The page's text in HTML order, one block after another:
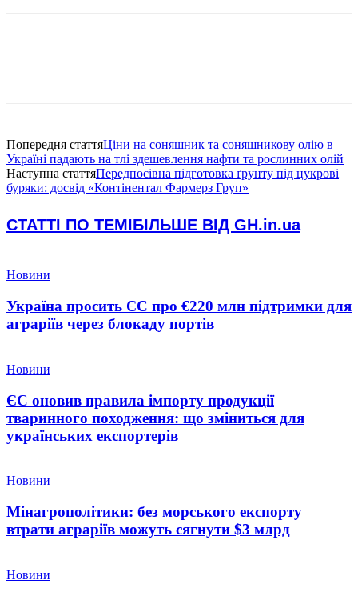
Попередня статтяЦіни на соняшник та соняшникову олію в
Україні падають на тлі здешевлення нафти та рослинних олій
Наступна статтяПередпосівна підготовка ґрунту під цукрові
буряки: досвід «Контінентал Фармерз Груп»
СТАТТІ ПО ТЕМІБІЛЬШЕ ВІД GH.in.ua
Новини
Україна просить ЄС про €220 млн підтримки для
аграріїв через блокаду портів
Новини
ЄС оновив правила імпорту продукції
тваринного походження: що зміниться для
українських експортерів
Новини
Мінагрополітики: без морського експорту
втрати аграріїв можуть сягнути $3 млрд
Новини